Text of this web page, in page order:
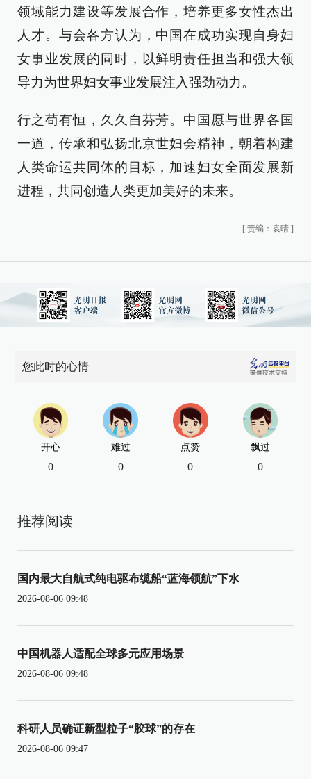
领域能力建设等发展合作，培养更多女性杰出
人才。与会各方认为，中国在成功实现自身妇
女事业发展的同时，以鲜明责任担当和强大领
导力为世界妇女事业发展注入强劲动力。
行之苟有恒，久久自芬芳。中国愿与世界各国
一道，传承和弘扬北京世妇会精神，朝着构建
人类命运共同体的目标，加速妇女全面发展新
进程，共同创造人类更加美好的未来。
[ 责编：袁晴 ]
您此时的心情
开心
0
难过
0
点赞
0
飘过
0
推荐阅读
国内最大自航式纯电驱布缆船“蓝海领航”下水
2026-08-06 09:48
中国机器人适配全球多元应用场景
2026-08-06 09:48
科研人员确证新型粒子“胶球”的存在
2026-08-06 09:47